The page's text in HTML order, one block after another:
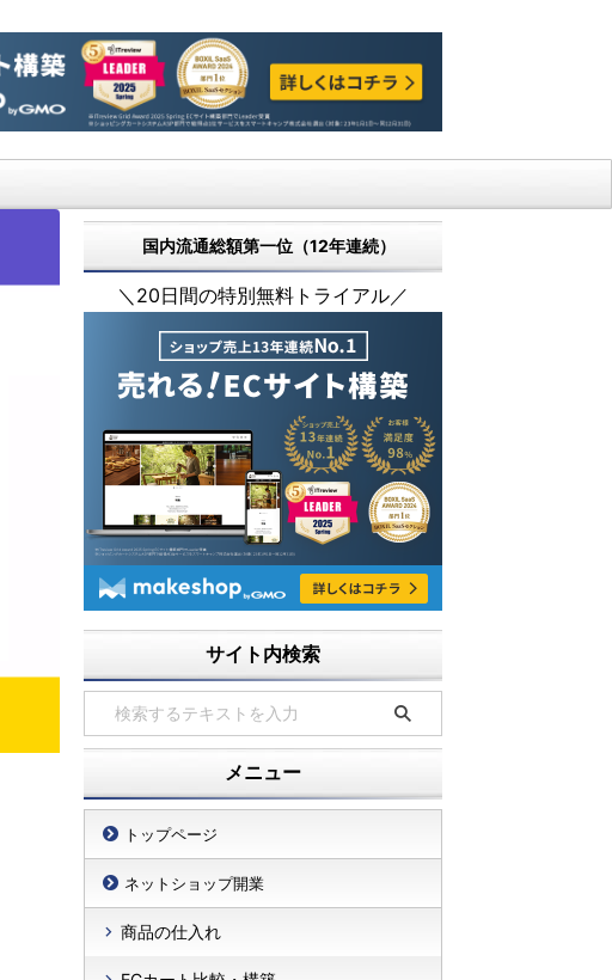
国内流通総額第一位（12年連続）
＼20日間の特別無料トライアル／
サイト内検索
メニュー
トップページ
ネットショップ開業
商品の仕入れ